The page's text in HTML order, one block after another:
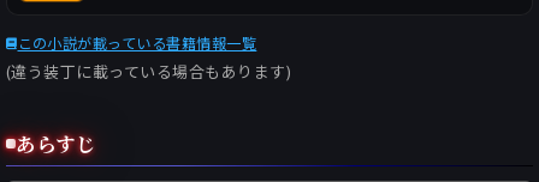
この小説が載っている書籍情報一覧
(違う装丁に載っている場合もあります)
あらすじ